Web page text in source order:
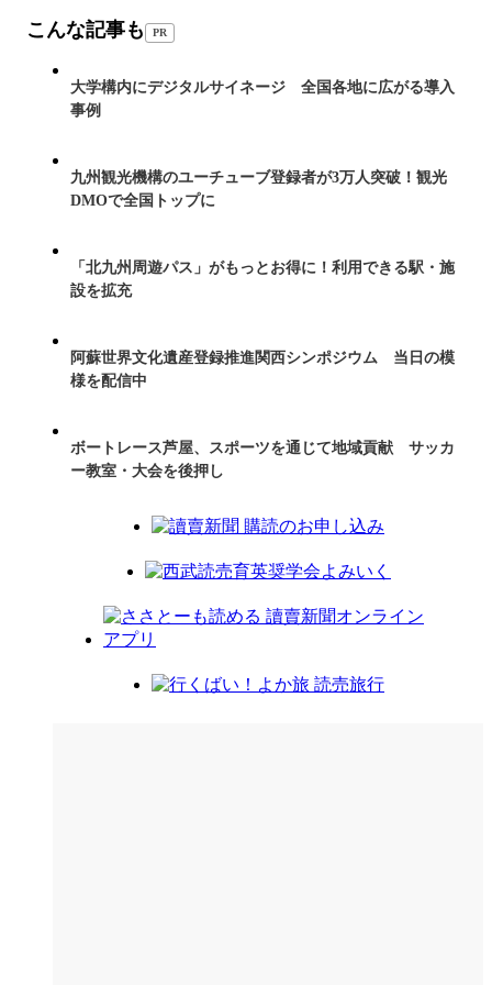
こんな記事も PR
大学構内にデジタルサイネージ 全国各地に広がる導入
事例
九州観光機構のユーチューブ登録者が3万人突破！観光
DMOで全国トップに
「北九州周遊パス」がもっとお得に！利用できる駅・施
設を拡充
阿蘇世界文化遺産登録推進関西シンポジウム 当日の模
様を配信中
ボートレース芦屋、スポーツを通じて地域貢献 サッカ
ー教室・大会を後押し